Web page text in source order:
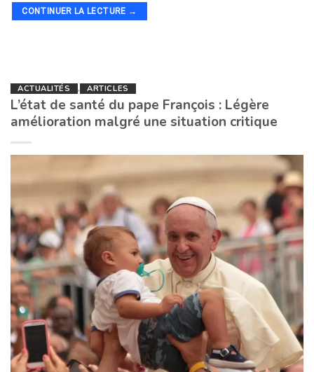
CONTINUER LA LECTURE →
ACTUALITÉS , ARTICLES
L’état de santé du pape François : Légère
amélioration malgré une situation critique